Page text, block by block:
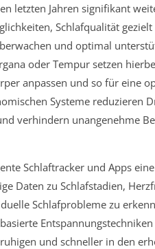
letzten Jahren signifikant
Schlafqualität gezielt
und optimal
oder Tempur setzen
anpassen und so für eine
Systeme reduzieren
verhindern unangenehme
Schlaftracker und Apps
Daten zu Schlafstadien,
Schlafprobleme zu
und schneller in den